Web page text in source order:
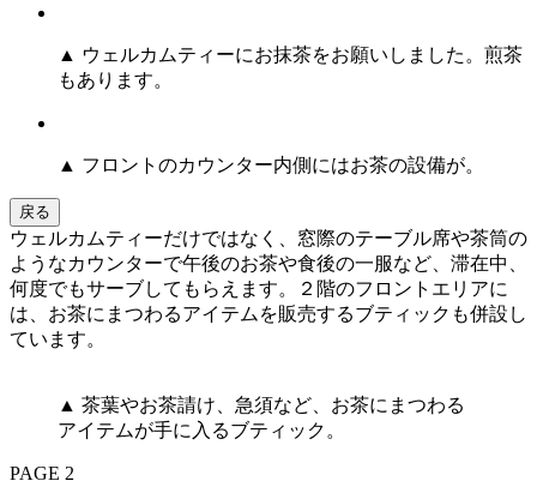
▲ ウェルカムティーにお抹茶をお願いしました。煎茶
もあります。
▲ フロントのカウンター内側にはお茶の設備が。
戻る
ウェルカムティーだけではなく、窓際のテーブル席や茶筒の
ようなカウンターで午後のお茶や食後の一服など、滞在中、
何度でもサーブしてもらえます。２階のフロントエリアに
は、お茶にまつわるアイテムを販売するブティックも併設し
ています。
▲ 茶葉やお茶請け、急須など、お茶にまつわる
アイテムが手に入るブティック。
PAGE 2